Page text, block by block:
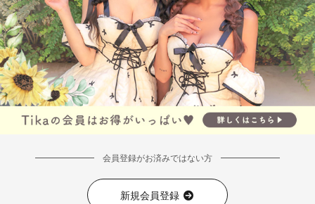
会員登録がお済みではない方
新規会員登録